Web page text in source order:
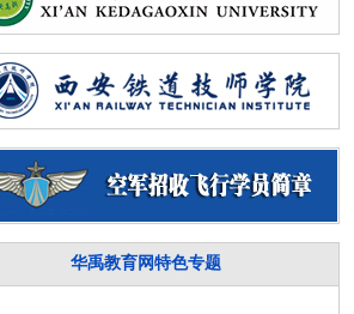
华禹教育网特色专题